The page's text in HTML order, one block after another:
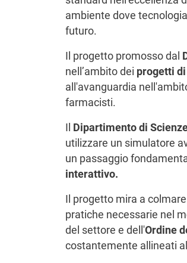
ambiente dove
futuro.
Il progetto promosso dal
nell’ambito dei progetti
all'avanguardia
farmacisti.
Il Dipartimento di
utilizzare un simulatore
un passaggio
interattivo.
Il progetto mira a
pratiche necessarie nel
del settore e dell'Ordine
costantemente allineati